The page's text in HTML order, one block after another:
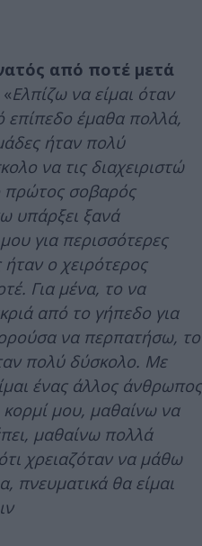
από ποτέ μετά
«Ελπίζω να είμαι όταν
επίπεδο έμαθα πολλά,
ήταν πολύ
να τις διαχειριστώ
πρώτος σοβαρός
υπάρξει ξανά
για περισσότερες
ο χειρότερος
Για μένα, το να
από το γήπεδο για
να περπατήσω, το
πολύ δύσκολο. Με
ένας άλλος άνθρωπος
μου, μαθαίνω να
μαθαίνω πολλά
χρειαζόταν να μάθω
πνευματικά θα είμαι